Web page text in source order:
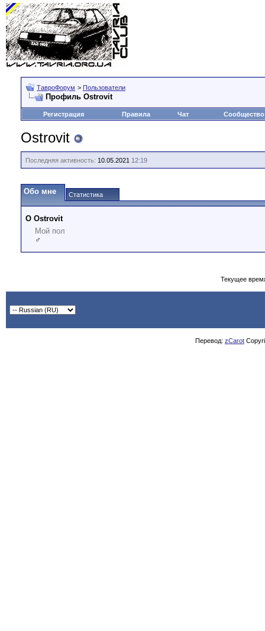
ТавроФорум > Пользователи
Профиль Ostrovit
Регистрация Правила Чат Сообщество
Ostrovit
Последняя активность: 10.05.2021 12:19
Обо мне Статистика
О Ostrovit
Мой пол
♂
Текущее
Перевод: zCarot